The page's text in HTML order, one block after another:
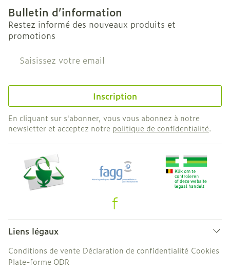
Bulletin d’information
Restez informé des nouveaux produits et
promotions
Adresse mail
Inscription
En cliquant sur s'abonner, vous vous abonnez à notre
newsletter et acceptez notre politique de confidentialité.
Liens légaux
Conditions de vente Déclaration de confidentialité Cookies
Plate-forme ODR